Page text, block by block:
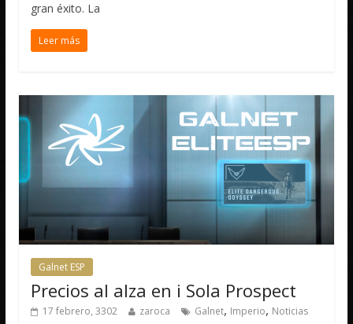
gran éxito. La
Leer más
Galnet ESP
Precios al alza en i Sola Prospect
17 febrero, 3302 zaroca Galnet, Imperio, Noticias